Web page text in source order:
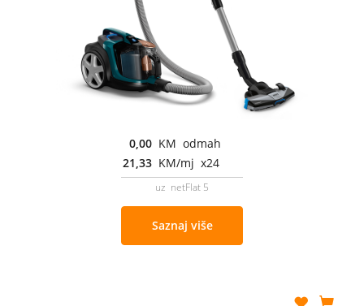
0,00 KM odmah
21,33 KM/mj x24
uz netFlat 5
Saznaj više